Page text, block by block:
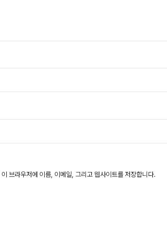
브라우저에 이름, 이메일, 그리고 웹사이트를 저장합니다.